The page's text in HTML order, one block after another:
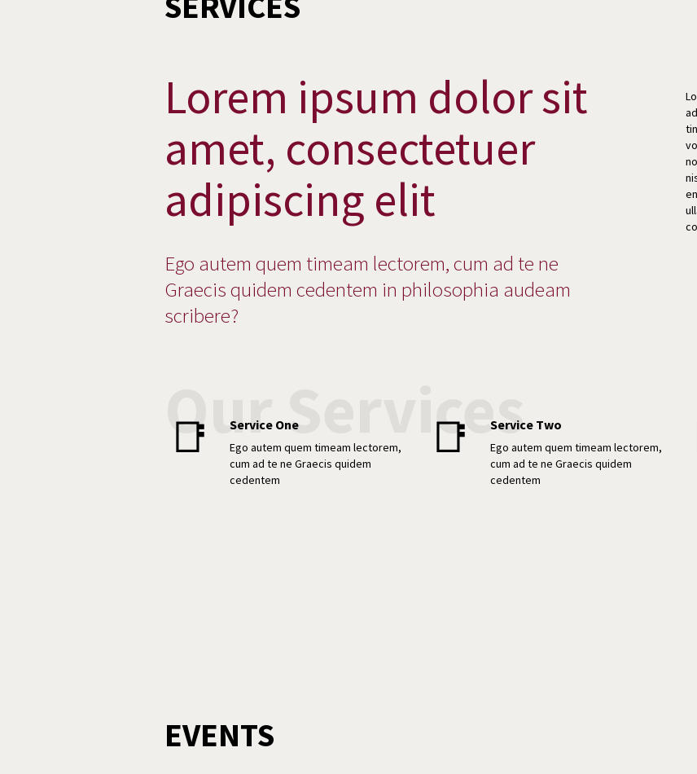
Lorem ipsum dolor sit
amet, consectetuer
adipiscing elit
Ego autem quem timeam lectorem, cum ad te ne
Graecis quidem cedentem in philosophia audeam
scribere?
Our Services
📑 Service One
Ego autem quem timeam lectorem,
cum ad te ne Graecis quidem
cedentem
📑 Service Two
Ego autem quem timeam lectorem,
cum ad te ne Graecis quidem
cedentem
EVENTS